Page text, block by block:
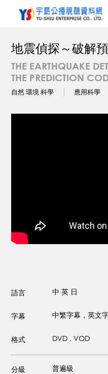
地震偵探～破解
THE EARTHQUAKE
THE PREDICTION
自然 環境 科學 應用科學
語言 中 英 日
字幕 中繁字幕，英文
格式 DVD , VOD
分級 普遍級